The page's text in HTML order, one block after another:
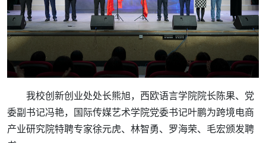
我校创新创业处处长熊旭，西欧语言学院院长陈果、党
委副书记冯艳，国际传媒艺术学院党委书记叶鹏为跨境电商
产业研究院特聘专家徐元虎、林智勇、罗海荣、毛宏颁发聘